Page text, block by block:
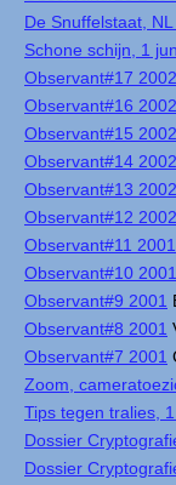
De Snuffelstaat,
Schone schijn, 1
Observant#17 2002
Observant#16 2002
Observant#15 2002
Observant#14 2002
Observant#13 2002
Observant#12 2002
Observant#11 2001
Observant#10 2001
Observant#9 2001
Observant#8 2001
Observant#7 2001
Zoom,
Tips tegen tralies,
Dossier
Dossier